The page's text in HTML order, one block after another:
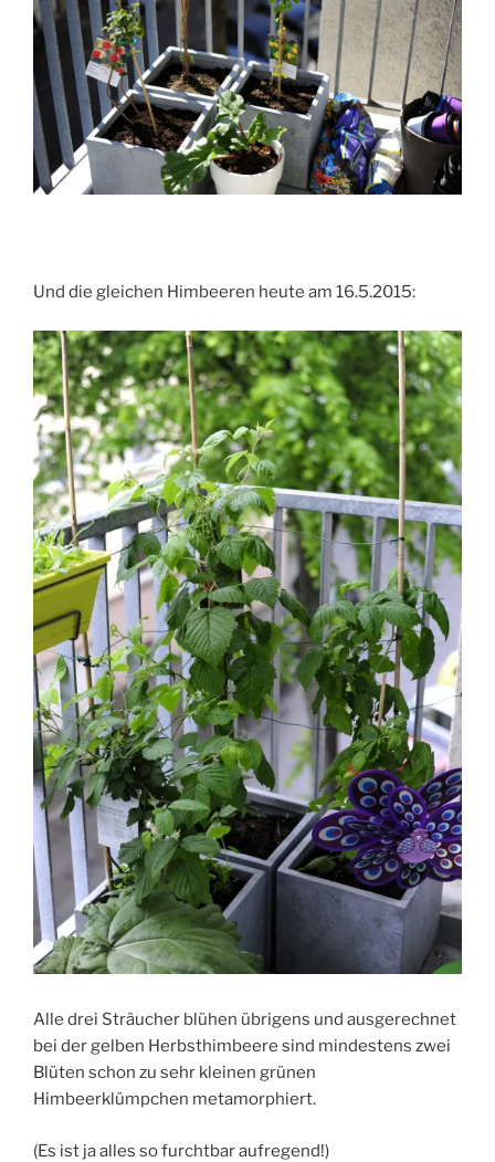
Und die gleichen Himbeeren heute am 16.5.2015:
Alle drei Sträucher blühen übrigens und ausgerechnet
bei der gelben Herbsthimbeere sind mindestens zwei
Blüten schon zu sehr kleinen grünen
Himbeerklümpchen metamorphiert.
(Es ist ja alles so furchtbar aufregend!)